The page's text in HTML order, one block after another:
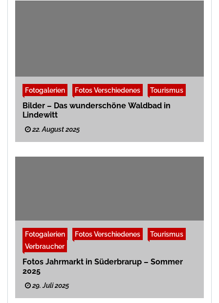
Fotogalerien Fotos Verschiedenes Tourismus
Bilder – Das wunderschöne Waldbad in
Lindewitt
22. August 2025
Fotogalerien Fotos Verschiedenes
Tourismus
Verbraucher
Fotos Jahrmarkt in Süderbrarup – Sommer
2025
29. Juli 2025